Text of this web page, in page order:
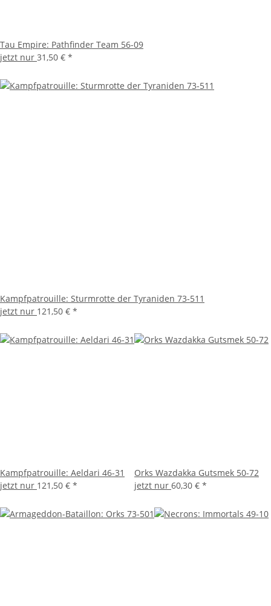
Tau Empire: Pathfinder Team 56-09
jetzt nur 31,50 € *
Kampfpatrouille: Sturmrotte der Tyraniden 73-511
jetzt nur 121,50 € *
Kampfpatrouille: Aeldari 46-31
jetzt nur 121,50 € *
Orks Wazdakka Gutsmek 50-72
jetzt nur 60,30 € *